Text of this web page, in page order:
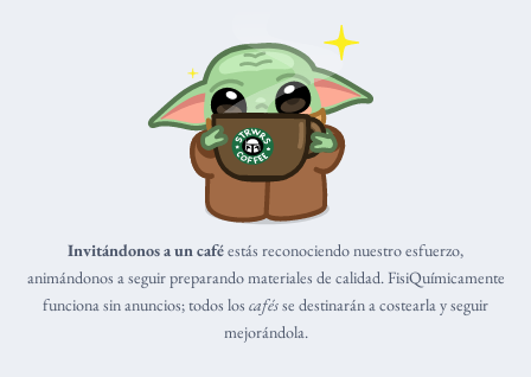
Invitándonos a un caféestás reconociendo nuestro esfuerzo,
animándonos a seguir preparando materiales de calidad. FisiQuímicamente
funciona sin anuncios; todos los cafésse destinarán a costearla y seguir
mejorándola.